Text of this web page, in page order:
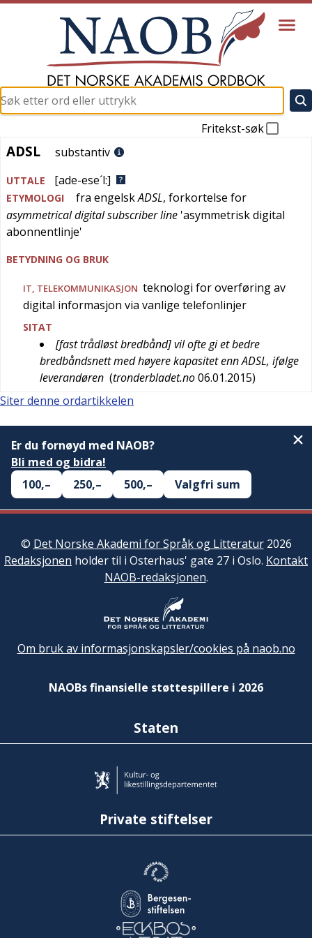
Fritekst-søk
ADSL
ADSL substantiv
UTTALE [ade-ese´l:]
ETYMOLOGI fra engelskADSL, forkortelse for
asymmetrical digital subscriber line 'asymmetrisk digital
abonnentlinje'
BETYDNING OG BRUK
IT, TELEKOMMUNIKASJON teknologi for overføring av
digital informasjon via vanlige telefonlinjer
SITAT
[fast trådløst bredbånd] vil ofte gi et bedre
bredbåndsnett med høyere kapasitet enn ADSL, ifølge
leverandøren (tronderbladet.no06.01.2015)
Siter denne ordartikkelen
Er du fornøyd med NAOB?
Bli med og bidra!
100,–
250,– 500,– Valgfri sum
© Det Norske Akademi for Språk og Litteratur2026
Redaksjonen holder til i Osterhaus' gate 27 i Oslo. Kontakt
NAOB-redaksjonen.
Om bruk av informasjonskapsler/cookies på naob.no
NAOBs finansielle støttespillere i 2026
Staten
Private stiftelser